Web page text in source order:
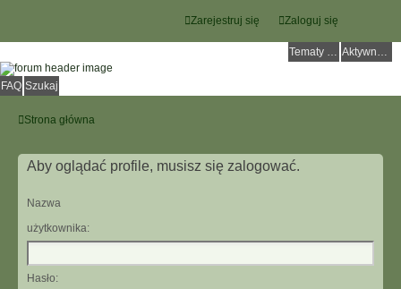
Zaloguj się
Zarejestruj się
Tematy bez odpowiedzi Aktywne tematy
FAQ Szukaj
Strona główna
Aby oglądać profile, musisz się zalogować.
Nazwa
użytkownika:
Hasło: